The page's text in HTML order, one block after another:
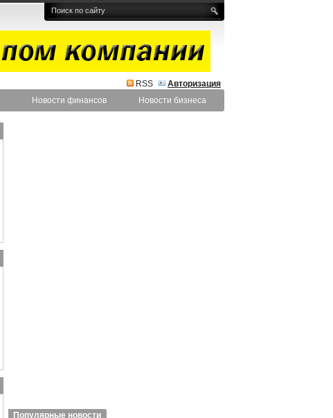
RSS
Авторизация
Новости финансов Новости бизнеса
Популярные новости